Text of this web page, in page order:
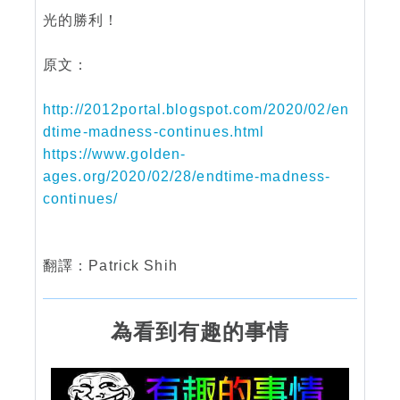
光的勝利！
原文：
http://2012portal.blogspot.com/2020/02/en
dtime-madness-continues.html
https://www.golden-
ages.org/2020/02/28/endtime-madness-
continues/
翻譯：Patrick Shih
為看到有趣的事情